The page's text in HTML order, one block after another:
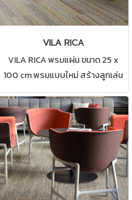
VILA RICA
VILA RICA พรมแผ่น ขนาด 25 x
100 cm พรมแบบใหม่ สร้างลูกเล่น
ให้กับสถานที่ของคุณ สามารถปูได้
ทุกสถานที่ เช่น บ้าน สำนักงาน คอน
โด ห้องทำงาน ห้องประชุม ดูแลรักษา
ง่าย